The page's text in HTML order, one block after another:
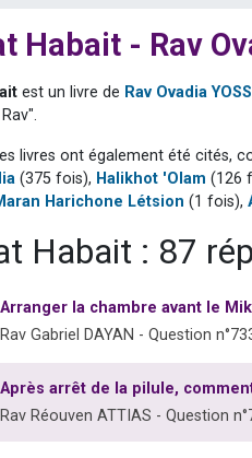
Habait - Rav
est un livre de Rav Ovadia
livres ont également été cités,
(375 fois), Halikhot 'Olam (126
Harichone Létsion (1 fois),
Habait : 87
Arranger la chambre avant le
Rav Gabriel DAYAN - Question
Après arrêt de la pilule,
Rav Réouven ATTIAS - Question